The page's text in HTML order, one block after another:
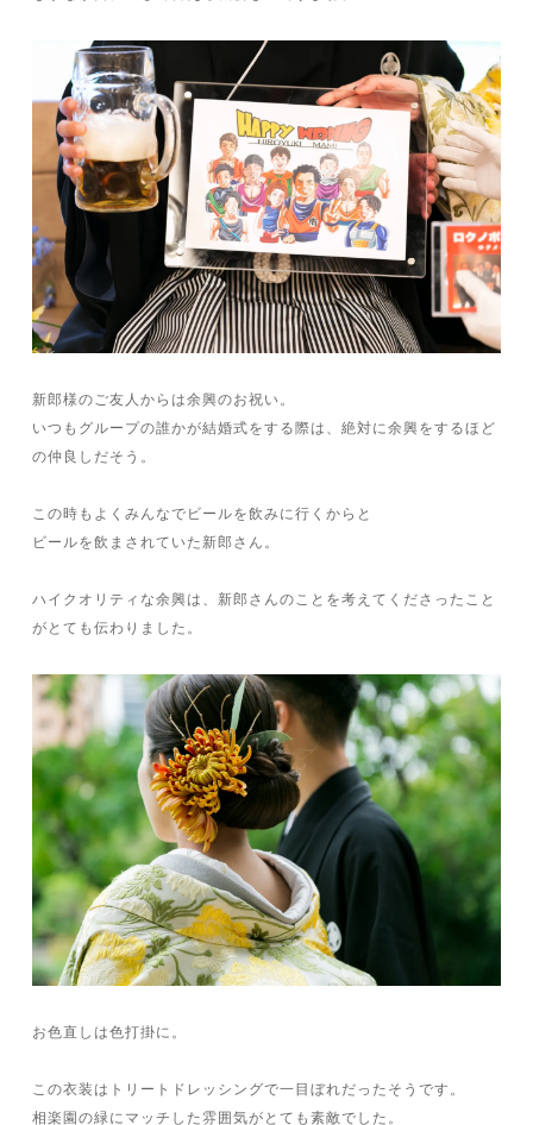
新郎様のご友人からは余興のお祝い。
いつもグループの誰かが結婚式をする際は、絶対に余興をするほど
の仲良しだそう。
この時もよくみんなでビールを飲みに行くからと
ビールを飲まされていた新郎さん。
ハイクオリティな余興は、新郎さんのことを考えてくださったこと
がとても伝わりました。
お色直しは色打掛に。
この衣装はトリートドレッシングで一目ぼれだったそうです。
相楽園の緑にマッチした雰囲気がとても素敵でした。